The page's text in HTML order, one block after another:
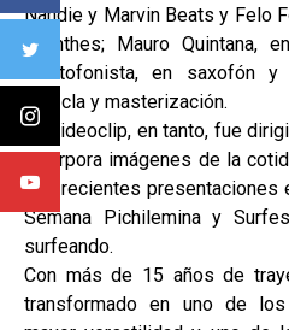
Nahdie y Marvin Beats y Felo
shynthes; Mauro Quintana,
Flautofonista, en saxofón
mezcla y masterización.
Su videoclip, en tanto, fue
incorpora imágenes de la
sus recientes presentaciones
Semana Pichilemina y
surfeando.
Con más de 15 años de
transformado en uno de